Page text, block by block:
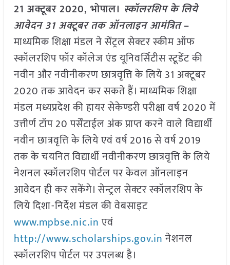
21 अक्टूबर 2020, भोपाल। स्कॉलरशिप के लिये
आवेदन 31 अक्टूबर तक ऑनलाइन आमंत्रित–
माध्यमिक शिक्षा मंडल ने सेंट्रल सेक्टर स्कीम ऑफ
स्कॉलरशिप फॉर कॉलेज एंड यूनिवर्सिटीस स्टूडेंट की
नवीन और नवीनीकरण छात्रवृत्ति के लिये 31 अक्टूबर
2020 तक आवेदन कर सकते हैं। माध्यमिक शिक्षा
मंडल मध्यप्रदेश की हायर सेकेण्डरी परीक्षा वर्ष 2020 में
उत्तीर्ण टॉप 20 पर्सेंटाईल अंक प्राप्त करने वाले विद्यार्थी
नवीन छात्रवृत्ति के लिये एवं वर्ष 2016 से वर्ष 2019
तक के चयनित विद्यार्थी नवीनीकरण छात्रवृत्ति के लिये
नेशनल स्कॉलरशिप पोर्टल पर केवल ऑनलाइन
आवेदन ही कर सकेंगे। सेन्ट्रल सेक्टर स्कॉलरशिप के
लिये दिशा-निर्देश मंडल की वेबसाइट
www.mpbse.nic.inएवं
http://www.scholarships.gov.inनेशनल
स्कॉलरशिप पोर्टल पर उपलब्ध है।